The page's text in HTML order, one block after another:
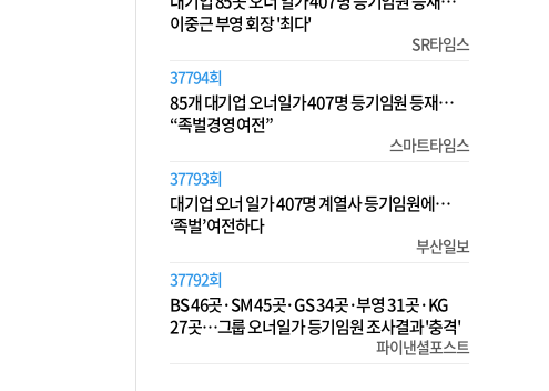
이중근 부영 회장 '최다'
SR타임스
37794회
85개 대기업 오너일가 407명 등기임원 등재…
“족벌경영 여전”
스마트타임스
37793회
대기업 오너 일가 407명 계열사 등기임원에…
‘족벌’ 여전하다
부산일보
37792회
BS 46곳·SM 45곳·GS 34곳·부영 31곳·KG
27곳…그룹 오너일가 등기임원 조사결과 '충격'
파이낸셜포스트